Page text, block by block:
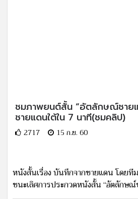
ชมภาพยนต์สั้น “อัตลักษณ์ชาย
ชายแดนใต้ใน 7 นาที(ชมคลิป)
2717 15 ก.ย. 60
หนังสั้นเรื่อง บันทึกจากชายแดน โดยที
ชนะเลิศการประกวดหนังสั้น “อัตลักษณ์